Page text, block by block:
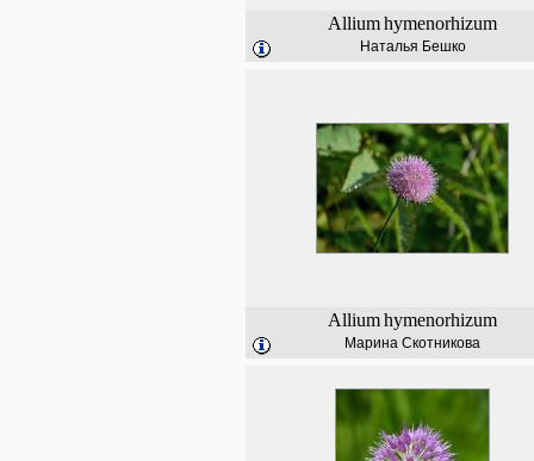
Alliumhymenorhizum
Наталья Бешко
Alliumhymenorhizum
Марина Скотникова